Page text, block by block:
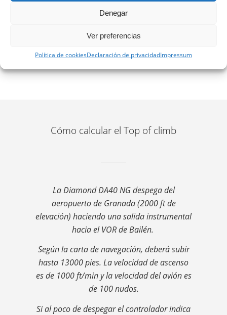
Denegar
Ver preferencias
Política de cookiesDeclaración de privacidadImpressum
supuesto, de conocer la componente de viento.
Pero, veamos mejor un caso práctico.
Cómo calcular el Top of climb
La Diamond DA40 NG despega del
aeropuerto de Granada (2000 ft de
elevación) haciendo una salida instrumental
hacia el VOR de Bailén.
Según la carta de navegación, deberá subir
hasta 13000 pies. La velocidad de ascenso
es de 1000 ft/min y la velocidad del avión es
de 100 nudos.
Si al poco de despegar el controlador indica